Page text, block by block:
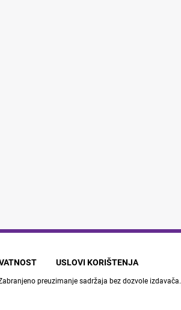
USLOVI KORIŠTENJA
preuzimanje sadržaja bez dozvole izdavača.